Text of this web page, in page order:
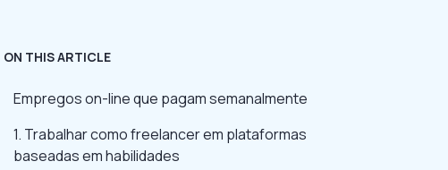
ON THIS ARTICLE
Empregos on-line que pagam semanalmente
1. Trabalhar como freelancer em plataformas
baseadas em habilidades